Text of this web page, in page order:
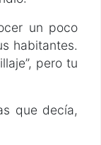
un poco
habitantes.
pero tu
que decía,